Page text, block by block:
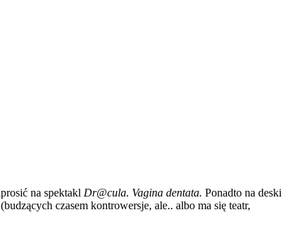
na spektakl Dr@cula. Vagina dentata. Ponadto na deski
czasem kontrowersje, ale.. albo ma się teatr,